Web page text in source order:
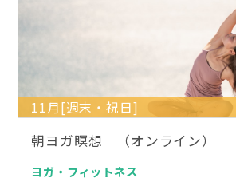
11月[週末・祝日]
朝ヨガ瞑想 （オンライン）
ヨガ・フィットネス